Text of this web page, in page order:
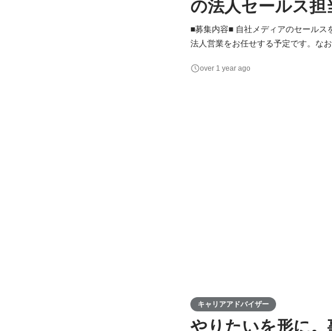
の法人セールス担
■募集内容■ 自社メディアのセールス
法人営業をお任せする予定です。な
主体的に業務に携われる点がやりが
over 1 year ago
キャリアアドバイザー
やりたいを形に